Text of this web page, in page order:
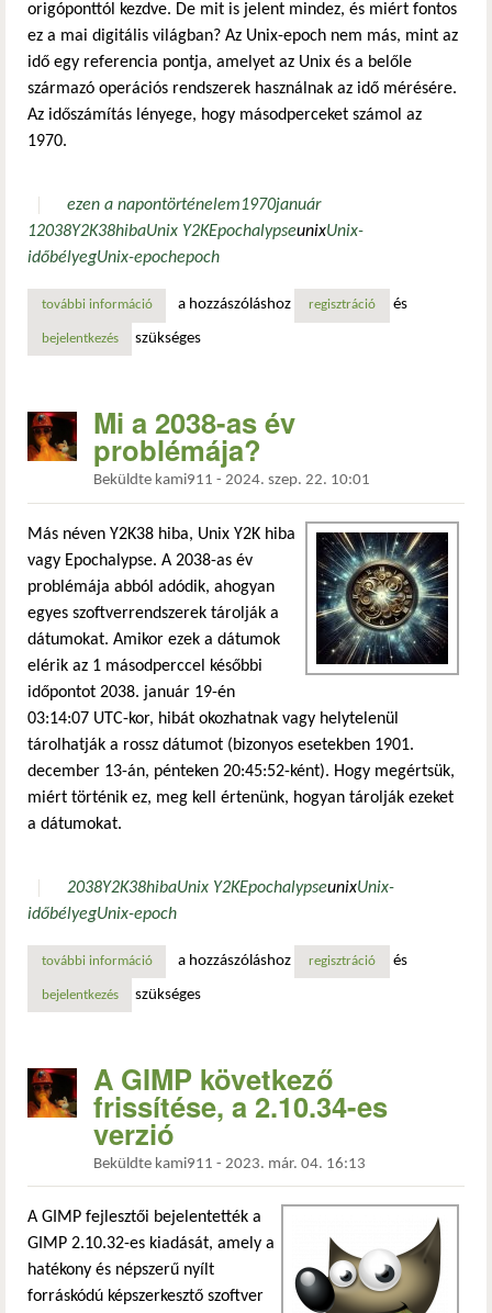
origóponttól kezdve. De mit is jelent mindez, és miért fontos
ez a mai digitális világban? Az Unix-epoch nem más, mint az
idő egy referencia pontja, amelyet az Unix és a belőle
származó operációs rendszerek használnak az idő mérésére.
Az időszámítás lényege, hogy másodperceket számol az
1970.
ezen a napontörténelem1970január
12038Y2K38hibaUnix Y2KEpochalypseunixUnix-
időbélyegUnix-epochepoch
további információaz idő kezdete: az unix-epoch tartalommal kapcsolatosan
a hozzászóláshoz regisztráció és
bejelentkezés szükséges
Mi a 2038-as év
problémája?
Beküldte kami911 - 2024. szep. 22. 10:01
Más néven Y2K38 hiba, Unix Y2K hiba
vagy Epochalypse. A 2038-as év
problémája abból adódik, ahogyan
egyes szoftverrendszerek tárolják a
dátumokat. Amikor ezek a dátumok
elérik az 1 másodperccel későbbi
időpontot 2038. január 19-én
03:14:07 UTC-kor, hibát okozhatnak vagy helytelenül
tárolhatják a rossz dátumot (bizonyos esetekben 1901.
december 13-án, pénteken 20:45:52-ként). Hogy megértsük,
miért történik ez, meg kell értenünk, hogyan tárolják ezeket
a dátumokat.
2038Y2K38hibaUnix Y2KEpochalypseunixUnix-
időbélyegUnix-epoch
további információmi a 2038-as év problémája? tartalommal kapcsolatosan
a hozzászóláshoz regisztráció és
bejelentkezés szükséges
A GIMP következő
frissítése, a 2.10.34-es
verzió
Beküldte kami911 - 2023. már. 04. 16:13
A GIMP fejlesztői bejelentették a
GIMP 2.10.32-es kiadását, amely a
hatékony és népszerű nyílt
forráskódú képszerkesztő szoftver